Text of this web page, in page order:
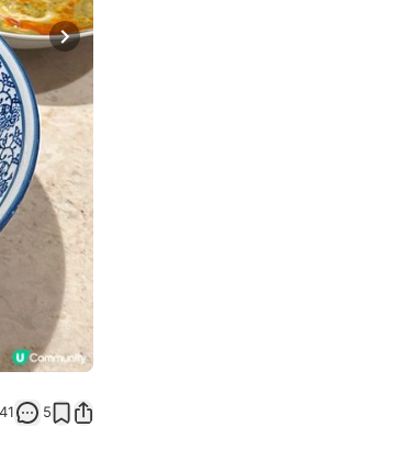
Next slide
41 5